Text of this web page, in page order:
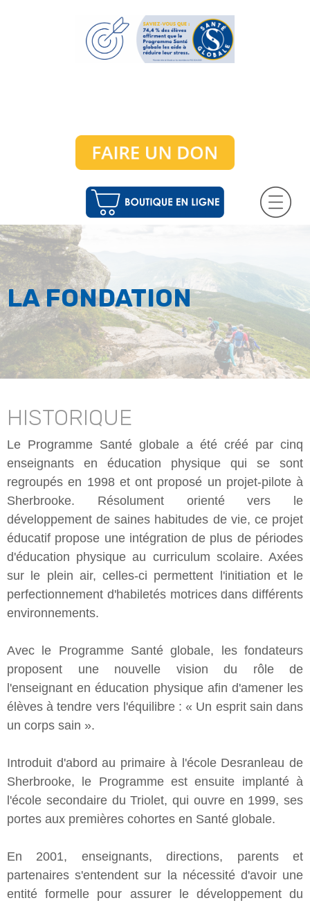
LA FONDATION
HISTORIQUE
Le Programme Santé globale a été créé par cinq
enseignants en éducation physique qui se sont
regroupés en 1998 et ont proposé un projet-pilote à
Sherbrooke. Résolument orienté vers le
développement de saines habitudes de vie, ce projet
éducatif propose une intégration de plus de périodes
d'éducation physique au curriculum scolaire. Axées
sur le plein air, celles-ci permettent l'initiation et le
perfectionnement d'habiletés motrices dans différents
environnements.
Avec le Programme Santé globale, les fondateurs
proposent une nouvelle vision du rôle de
l'enseignant en éducation physique afin d'amener les
élèves à tendre vers l'équilibre : « Un esprit sain dans
un corps sain ».
Introduit d'abord au primaire à l'école Desranleau de
Sherbrooke, le Programme est ensuite implanté à
l'école secondaire du Triolet, qui ouvre en 1999, ses
portes aux premières cohortes en Santé globale.
En 2001, enseignants, directions, parents et
partenaires s'entendent sur la nécessité d'avoir une
entité formelle pour assurer le développement du